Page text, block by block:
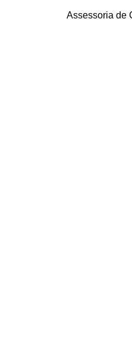
Assessoria de